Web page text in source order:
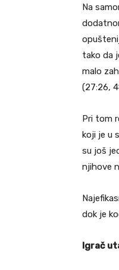
Na
tako da
malo
(27:26,
Pri tom
koji je u
su još
njihove
dok je
Igrač